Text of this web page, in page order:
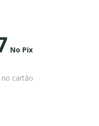
No Pix
no cartão